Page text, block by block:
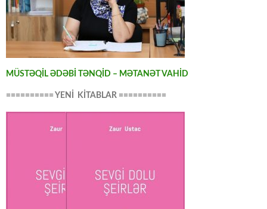
MÜSTƏQİL ƏDƏBİ TƏNQİD – MƏTANƏT VAHİD
========== YENİ KİTABLAR ==========